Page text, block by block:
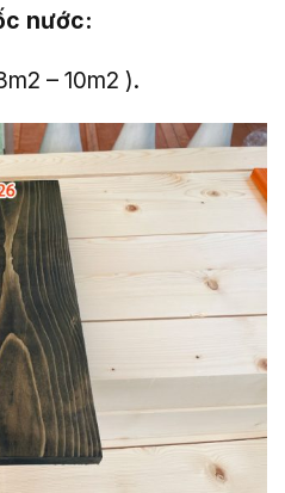
nước:
– 10m2 ).